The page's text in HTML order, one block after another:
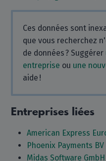
Ces données sont
que vous recherchez
de données ? Suggérer
entreprise ou une
aide !
Entreprises liées
American Express
Phoenix Payments BV
Midas Software GmbH